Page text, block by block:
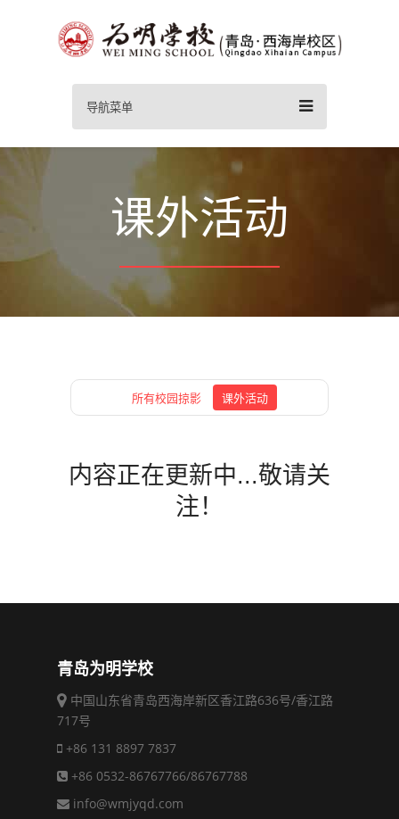
导航菜单
课外活动
所有校园掠影 课外活动
内容正在更新中...敬请关
注！
青岛为明学校
中国山东省青岛西海岸新区香江路636号/香江路
717号
+86 131 8897 7837
+86 0532-86767766/86767788
info@wmjyqd.com